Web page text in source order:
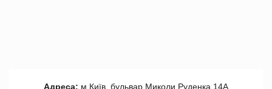
Адреса: м.Київ, бульвар Миколи Руденка 14А